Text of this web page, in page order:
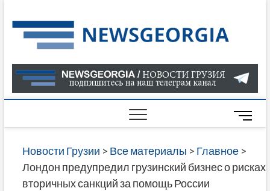
to
content
О
В
ГРУЗИИ
САЙТЕ
M
e
n
u
Новости Грузии > Все материалы > Главное>
Лондон предупредил грузинский бизнес о рисках
вторичных санкций за помощь России